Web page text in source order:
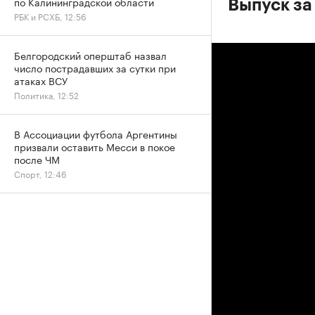
Выпуск
РБК и РСХБ, 12:56
Белгородский оперштаб назвал
число пострадавших за сутки при
атаках ВСУ
Политика, 12:52
В Ассоциации футбола Аргентины
призвали оставить Месси в покое
после ЧМ
Спорт, 12:46